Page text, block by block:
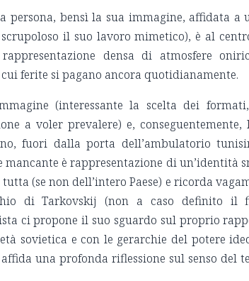
persona, bensì la sua immagine, affidata a
il suo lavoro mimetico), è al
densa di atmosfere
ferite si pagano ancora quotidianamente.
(interessante la scelta dei
a voler prevalere) e, conseguentemente,
fuori dalla porta dell’ambulatorio
è rappresentazione di un’identità
(se non dell’intero Paese) e ricorda
di Tarkovskij (non a caso definito il
ci propone il suo sguardo sul proprio
sovietica e con le gerarchie del potere
una profonda riflessione sul senso del